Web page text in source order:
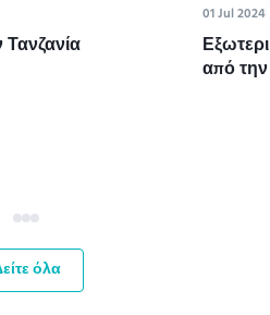
01 Jul 2024
από
όλα